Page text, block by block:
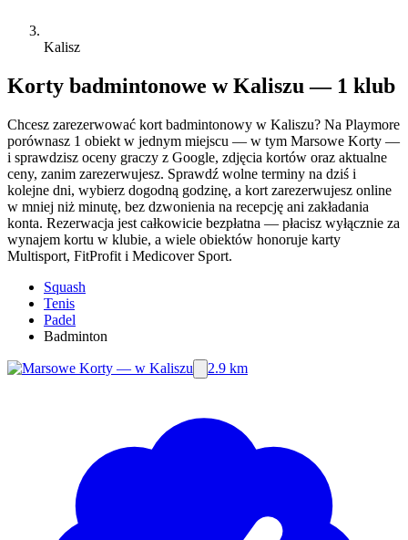
Kalisz
Korty badmintonowe w Kaliszu — 1 klub
Chcesz zarezerwować kort badmintonowy w Kaliszu? Na Playmore
porównasz 1 obiekt w jednym miejscu — w tym Marsowe Korty —
i sprawdzisz oceny graczy z Google, zdjęcia kortów oraz aktualne
ceny, zanim zarezerwujesz. Sprawdź wolne terminy na dziś i
kolejne dni, wybierz dogodną godzinę, a kort zarezerwujesz online
w mniej niż minutę, bez dzwonienia na recepcję ani zakładania
konta. Rezerwacja jest całkowicie bezpłatna — płacisz wyłącznie za
wynajem kortu w klubie, a wiele obiektów honoruje karty
Multisport, FitProfit i Medicover Sport.
Squash
Tenis
Padel
Badminton
2.9 km